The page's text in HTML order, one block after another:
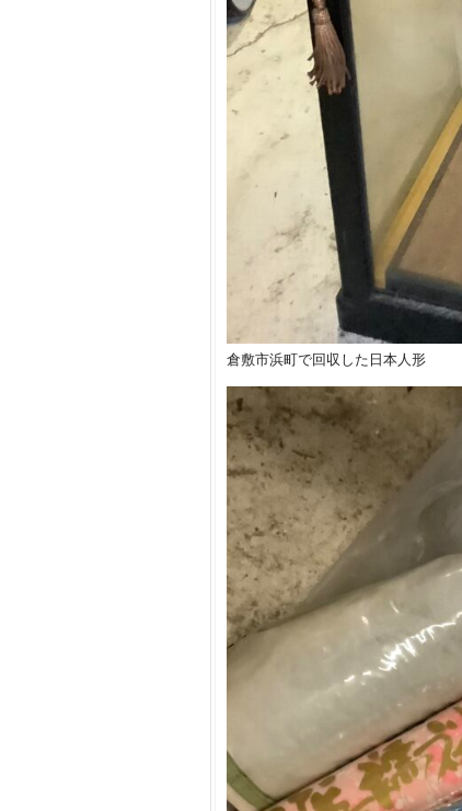
倉敷市浜町で回収した日本人形